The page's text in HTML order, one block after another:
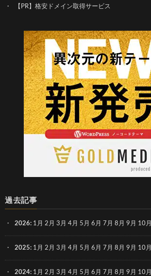
【PR】格安ドメイン取得サービス
過去記事
2026: 1月 2月 3月 4月 5月 6月 7月 8月 9月 10月
2025: 1月 2月 3月 4月 5月 6月 7月 8月 9月 10月
2024: 1月 2月 3月 4月 5月 6月 7月 8月 9月 10月